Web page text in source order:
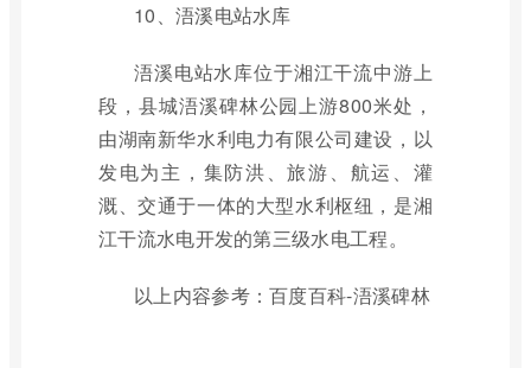
10、浯溪电站水库
浯溪电站水库位于湘江干流中游上
段，县城浯溪碑林公园上游800米处，
由湖南新华水利电力有限公司建设，以
发电为主，集防洪、旅游、航运、灌
溉、交通于一体的大型水利枢纽，是湘
江干流水电开发的第三级水电工程。
以上内容参考：百度百科-浯溪碑林